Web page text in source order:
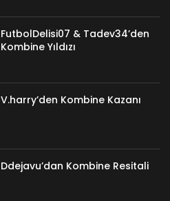
FutbolDelisi07 & Tadev34’den
Kombine Yıldızı
V.harry’den Kombine Kazanı
Ddejavu’dan Kombine Resitali